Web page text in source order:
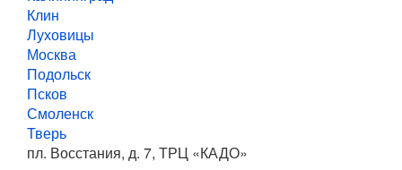
Клин
Луховицы
Москва
Подольск
Псков
Смоленск
Тверь
пл. Восстания, д. 7, ТРЦ «КАДО»